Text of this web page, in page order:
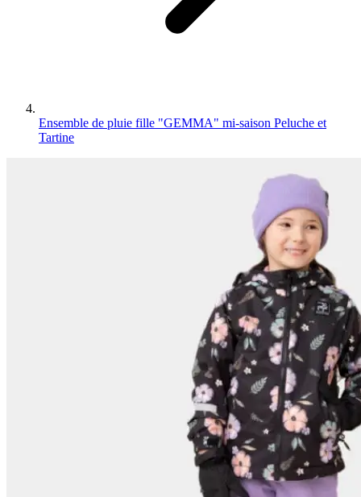
Ensemble de pluie fille "GEMMA" mi-saison Peluche et
Tartine